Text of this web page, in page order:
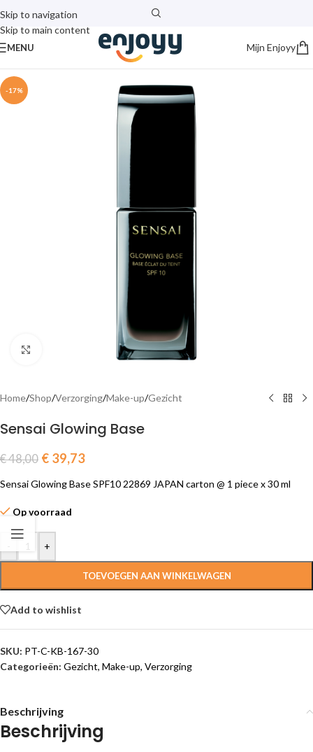
Skip to navigation
Skip to main content
MENU Mijn Enjoyy
-17%
Home/Shop/Verzorging/Make-up/Gezicht
Sensai Glowing Base
€48,00 € 39,73
Sensai Glowing Base SPF10 22869 JAPAN carton @ 1 piece x 30 ml
Op voorraad
+
TOEVOEGEN AAN WINKELWAGEN
Add to wishlist
SKU: PT-C-KB-167-30
Categorieën: Gezicht, Make-up, Verzorging
Beschrijving
Beschrijving